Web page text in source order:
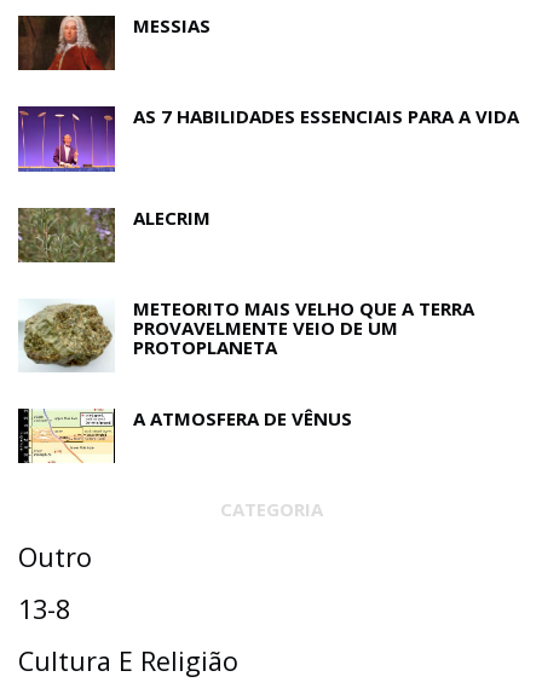
MESSIAS
AS 7 HABILIDADES ESSENCIAIS PARA A VIDA
ALECRIM
METEORITO MAIS VELHO QUE A TERRA
PROVAVELMENTE VEIO DE UM
PROTOPLANETA
A ATMOSFERA DE VÊNUS
CATEGORIA
Outro
13-8
Cultura E Religião